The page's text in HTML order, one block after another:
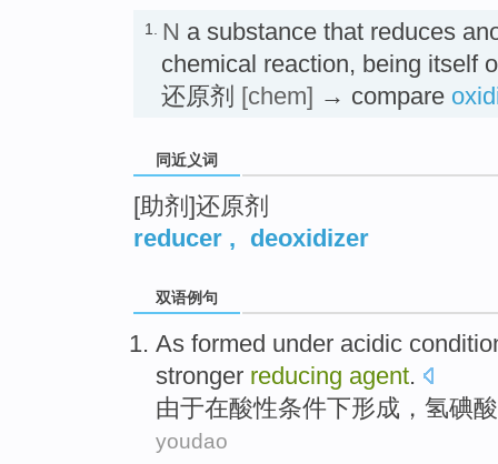
1. N a substance that reduces
chemical reaction, being itself
还原剂 [chem] → compare
同近义词
[助剂]还原剂
reducer , deoxidizer
双语例句
As formed under acidic
stronger reducing agent.
由于在酸性条件下形成 ，氢碘酸
youdao